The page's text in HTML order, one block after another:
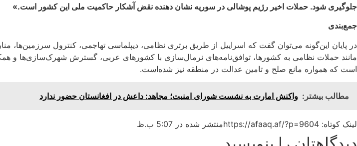
جلوگیری شود. حملات اخیر رژیم پوشالی در سوریه نشان دهنده نقض آشکار حاکمیت ملی این کشور است.»
جمع‌بندی
در پایان این‌گونه می‌توان گفت که اسراییل از طریق برتری نظامی، دیپلماسی تهاجمی، کنترول سرزمین‌ها،
مانند حملات نظامی به کشورها، توافق‌نامه‌های نرمال‌سازی با کشورهای عربی، گسترش شهرک‌سازی‌ها و
است که همواره مانع صلح و تامین عدالت در منطقه نیز شده‌است.
مطالب بیشتر: واکنش امارت به نشست شورای امنیت؛ مجاهد: داعش در افغانستان حضور ندارد
لینک کوتاه: https://afaaq.af/?p=9604 منتشر شده در 5:07 ب.ظ